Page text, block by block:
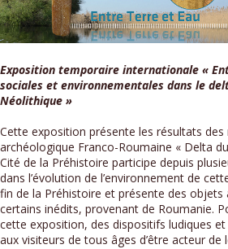
Exposition temporaire internationale «
sociales et environnementales dans le
Néolithique »
Cette exposition présente les résultats
archéologique Franco-Roumaine « Delta
Cité de la Préhistoire participe depuis
dans l’évolution de l’environnement de
fin de la Préhistoire et présente des objets
certains inédits, provenant de Roumanie.
cette exposition, des dispositifs ludiques
aux visiteurs de tous âges d’être acteur